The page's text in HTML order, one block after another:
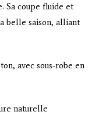
Sa coupe fluide et
belle saison, alliant
avec sous-robe en
naturelle